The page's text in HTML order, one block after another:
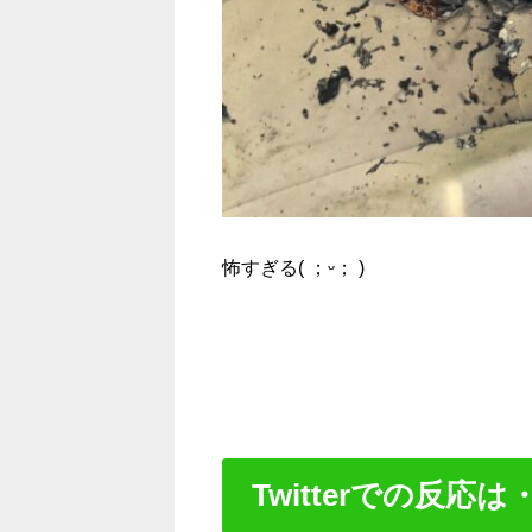
怖すぎる( ；ᵕ； )
Twitterでの反応は